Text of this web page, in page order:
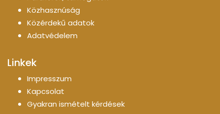
Közhasznúság
Közérdekű adatok
Adatvédelem
Linkek
Impresszum
Kapcsolat
Gyakran ismételt kérdések